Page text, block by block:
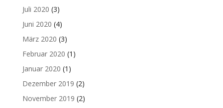
Juli 2020 (3)
Juni 2020 (4)
März 2020 (3)
Februar 2020 (1)
Januar 2020 (1)
Dezember 2019 (2)
November 2019 (2)